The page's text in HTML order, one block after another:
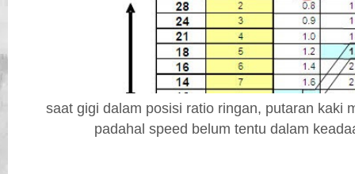
saat gigi dalam posisi ratio ringan, putaran kaki
padahal speed belum tentu dalam